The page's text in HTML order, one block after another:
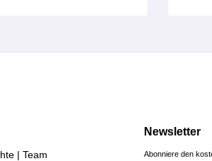
| Team
Newsletter
Abonniere den